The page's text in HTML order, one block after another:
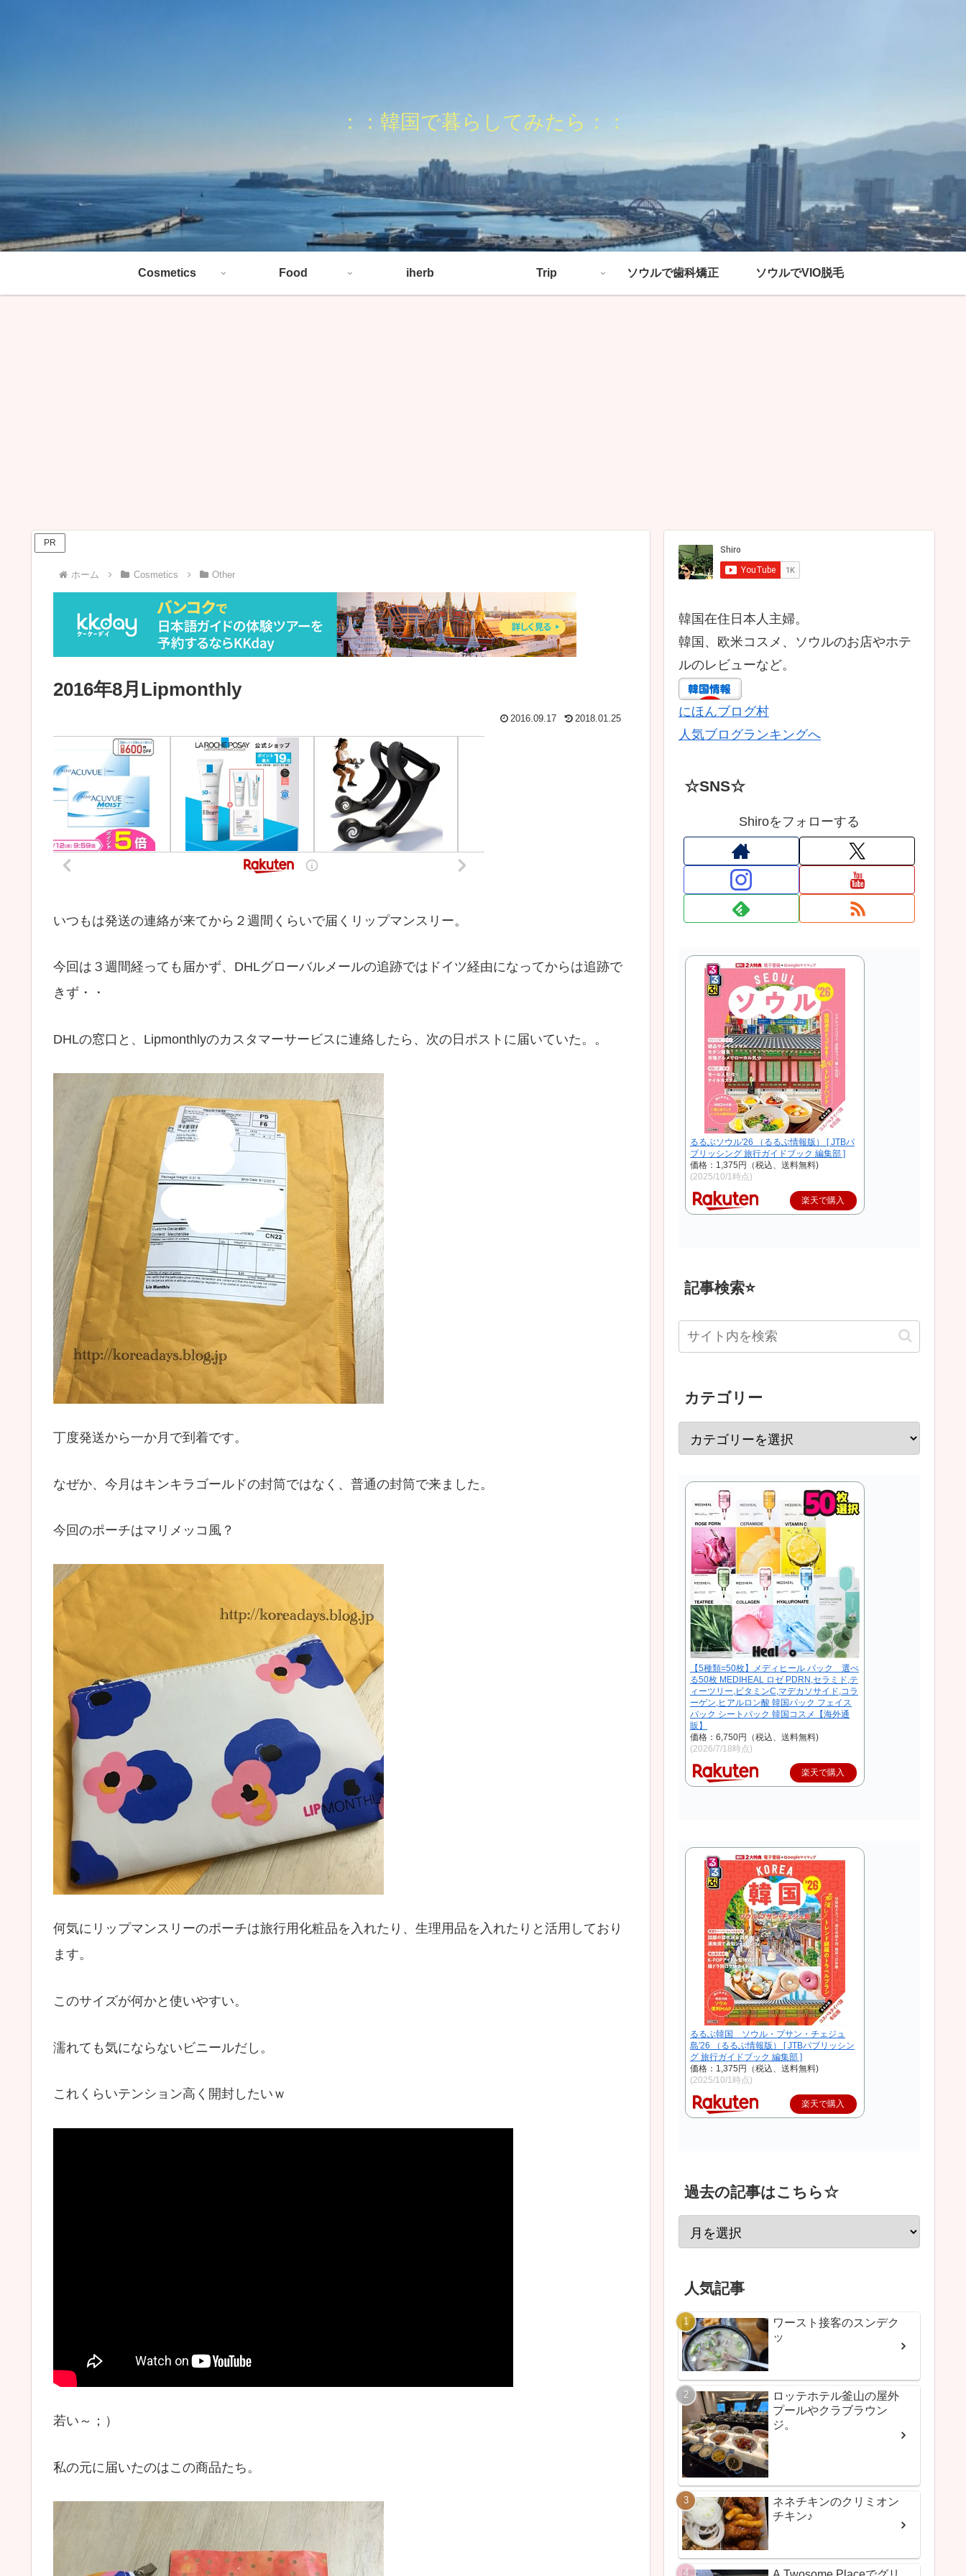
：：韓国で暮らしてみたら：：
Cosmetics Food iherb Trip ソウルで歯科矯正 ソウルでVIO脱毛
PR
ホーム Cosmetics Other
2016年8月Lipmonthly
2016.09.17 2018.01.25
いつもは発送の連絡が来てから２週間くらいで届くリップマンスリー。
今回は３週間経っても届かず、DHLグローバルメールの追跡ではドイツ経由になってからは追跡で
きず・・
DHLの窓口と、Lipmonthlyのカスタマーサービスに連絡したら、次の日ポストに届いていた。。
丁度発送から一か月で到着です。
なぜか、今月はキンキラゴールドの封筒ではなく、普通の封筒で来ました。
今回のポーチはマリメッコ風？
何気にリップマンスリーのポーチは旅行用化粧品を入れたり、生理用品を入れたりと活用しており
ます。
このサイズが何かと使いやすい。
濡れても気にならないビニールだし。
これくらいテンション高く開封したいｗ
若い～；）
私の元に届いたのはこの商品たち。
韓国在住日本人主婦。
韓国、欧米コスメ、ソウルのお店やホテ
ルのレビューなど。
にほんブログ村
人気ブログランキングへ
☆SNS☆
Shiroをフォローする
るるぶソウル'26 （るるぶ情報版） [ JTBパ
ブリッシング 旅行ガイドブック 編集部 ]
価格：1,375円（税込、送料無料)
(2025/10/1時点)
楽天で購入
記事検索⭐
カテゴリー
【5種類=50枚】メディヒール パック 選べ
る50枚 MEDIHEAL ロゼ PDRN,セラミド,テ
ィーツリー,ビタミンC,マデカソサイド,コラ
ーゲン,ヒアルロン酸 韓国パック フェイス
パック シートパック 韓国コスメ【海外通
販】
価格：6,750円（税込、送料無料)
(2026/7/18時点)
楽天で購入
るるぶ韓国 ソウル・プサン・チェジュ
島'26 （るるぶ情報版） [ JTBパブリッシン
グ 旅行ガイドブック 編集部 ]
価格：1,375円（税込、送料無料)
(2025/10/1時点)
楽天で購入
過去の記事はこちら☆
人気記事
ワースト接客のスンデク
ッ
ロッテホテル釜山の屋外
プールやクラブラウン
ジ。
ネネチキンのクリミオン
チキン♪